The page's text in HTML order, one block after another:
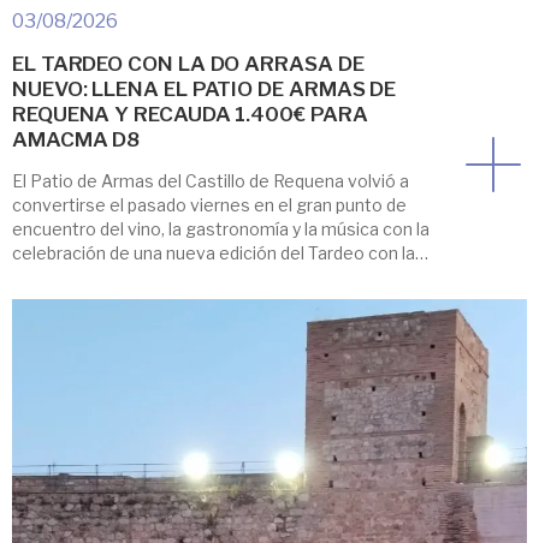
03/08/2026
EL TARDEO CON LA DO ARRASA DE
NUEVO: LLENA EL PATIO DE ARMAS DE
REQUENA Y RECAUDA 1.400€ PARA
AMACMA D8
El Patio de Armas del Castillo de Requena volvió a
convertirse el pasado viernes en el gran punto de
encuentro del vino, la gastronomía y la música con la
celebración de una nueva edición del Tardeo con la
significativo para el municipio, reconocido
como Ciudad Española del Vino 2026, el evento […]